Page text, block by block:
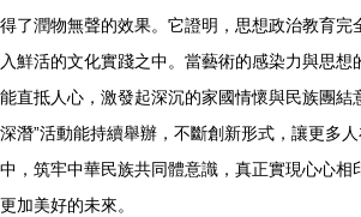
得了潤物無聲的效果。它證明，思想政治教育完
入鮮活的文化實踐之中。當藝術的感染力與思想
能直抵人心，激發起深沉的家國情懷與民族團結
深潛”活動能持續舉辦，不斷創新形式，讓更多
中，筑牢中華民族共同體意識，真正實現心心相
更加美好的未來。